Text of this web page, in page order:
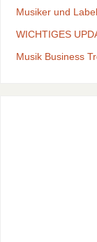
Musiker und
WICHTIGES
Musik Business